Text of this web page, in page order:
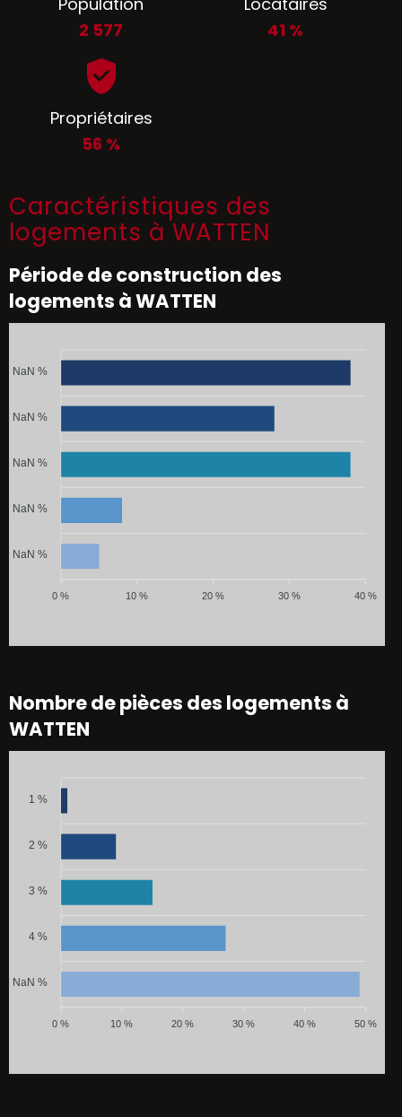
2 577
41 %
Propriétaires
56 %
Caractéristiques des
logements à WATTEN
Période de construction des
logements à WATTEN
NaN %
NaN %
NaN %
NaN %
NaN %
40 %
30 %
20 %
10 %
0 %
Nombre de pièces des logements à
WATTEN
1 %
2 %
3 %
4 %
NaN %
50 %
40 %
30 %
20 %
10 %
0 %